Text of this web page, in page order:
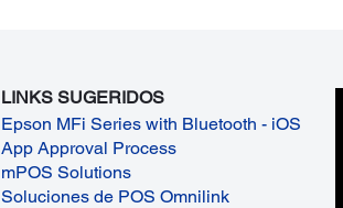
LINKS SUGERIDOS
Epson MFi Series with Bluetooth - iOS
App Approval Process
mPOS Solutions
Soluciones de POS Omnilink